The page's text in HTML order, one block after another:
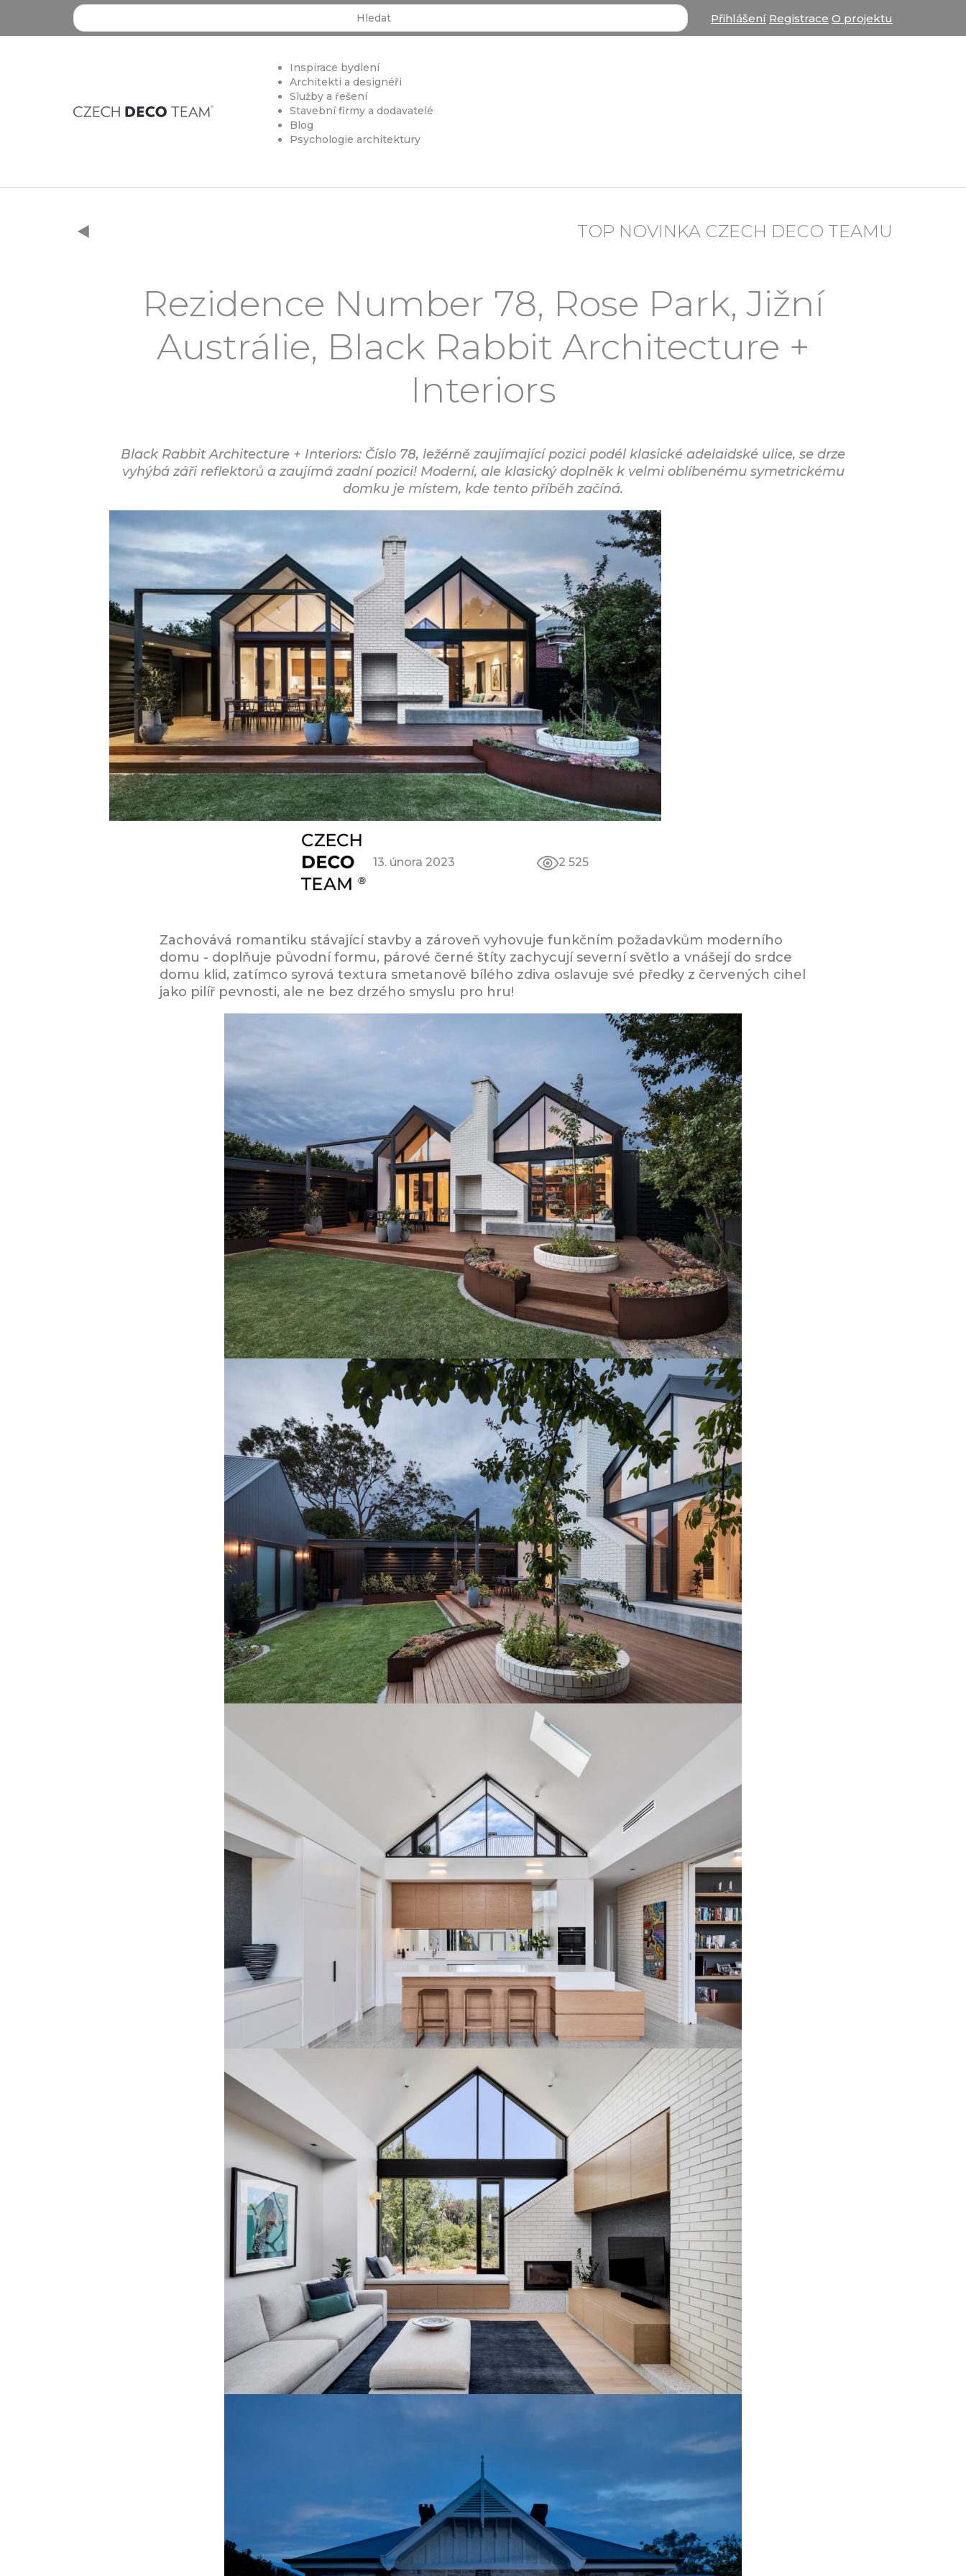
Search ... Přihlášení Registrace O projektu
Inspirace bydlení
Architekti a designéři
Služby a řešení
Stavební firmy a dodavatelé
Blog
Psychologie architektury
TOP NOVINKA CZECH DECO TEAMU
Rezidence Number 78, Rose Park, Jižní
Austrálie, Black Rabbit Architecture +
Interiors
Black Rabbit Architecture + Interiors: Číslo 78, ležérně zaujímající pozici podél klasické adelaidské ulice, se drze
vyhýbá záři reflektorů a zaujímá zadní pozici! Moderní, ale klasický doplněk k velmi oblíbenému symetrickému
domku je místem, kde tento příběh začíná.
13. února 2023 2 525
Zachovává romantiku stávající stavby a zároveň vyhovuje funkčním požadavkům moderního
domu - doplňuje původní formu, párové černé štíty zachycují severní světlo a vnášejí do srdce
domu klid, zatímco syrová textura smetanově bílého zdiva oslavuje své předky z červených cihel
jako pilíř pevnosti, ale ne bez drzého smyslu pro hru!